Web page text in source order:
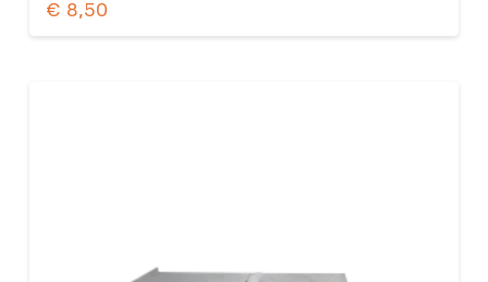
€ 8,50